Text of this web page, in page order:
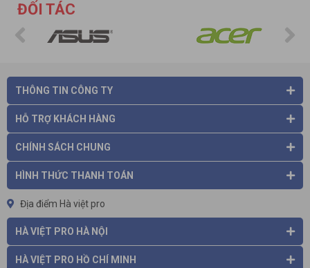
một cách nhanh chóng và hiệu quả nhất.
khả năng đọc được mã vạch mờ xước, mã vạch trong túi nilon
ĐỐI TÁC
THÔNG TIN CÔNG TY
HỖ TRỢ KHÁCH HÀNG
CHÍNH SÁCH CHUNG
HÌNH THỨC THANH TOÁN
Địa điểm Hà việt pro
HÀ VIỆT PRO HÀ NỘI
HÀ VIỆT PRO HỒ CHÍ MINH